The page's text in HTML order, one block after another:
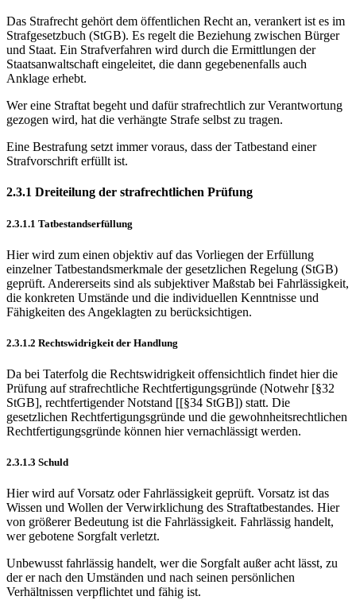
Das Strafrecht gehört dem öffentlichen Recht an, verankert ist es im
Strafgesetzbuch (StGB). Es regelt die Beziehung zwischen Bürger
und Staat. Ein Strafverfahren wird durch die Ermittlungen der
Staatsanwaltschaft eingeleitet, die dann gegebenenfalls auch
Anklage erhebt.
Wer eine Straftat begeht und dafür strafrechtlich zur Verantwortung
gezogen wird, hat die verhängte Strafe selbst zu tragen.
Eine Bestrafung setzt immer voraus, dass der Tatbestand einer
Strafvorschrift erfüllt ist.
2.3.1 Dreiteilung der strafrechtlichen Prüfung
2.3.1.1 Tatbestandserfüllung
Hier wird zum einen objektiv auf das Vorliegen der Erfüllung
einzelner Tatbestandsmerkmale der gesetzlichen Regelung (StGB)
geprüft. Andererseits sind als subjektiver Maßstab bei Fahrlässigkeit,
die konkreten Umstände und die individuellen Kenntnisse und
Fähigkeiten des Angeklagten zu berücksichtigen.
2.3.1.2 Rechtswidrigkeit der Handlung
Da bei Taterfolg die Rechtswidrigkeit offensichtlich findet hier die
Prüfung auf strafrechtliche Rechtfertigungsgründe (Notwehr [§32
StGB], rechtfertigender Notstand [[§34 StGB]) statt. Die
gesetzlichen Rechtfertigungsgründe und die gewohnheitsrechtlichen
Rechtfertigungsgründe können hier vernachlässigt werden.
2.3.1.3 Schuld
Hier wird auf Vorsatz oder Fahrlässigkeit geprüft. Vorsatz ist das
Wissen und Wollen der Verwirklichung des Straftatbestandes. Hier
von größerer Bedeutung ist die Fahrlässigkeit. Fahrlässig handelt,
wer gebotene Sorgfalt verletzt.
Unbewusst fahrlässig handelt, wer die Sorgfalt außer acht lässt, zu
der er nach den Umständen und nach seinen persönlichen
Verhältnissen verpflichtet und fähig ist.